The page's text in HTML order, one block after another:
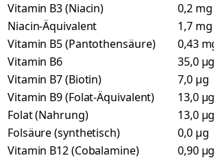
Vitamin B3 (Niacin)
0,2 mg
Niacin-Äquivalent
1,7 mg
Vitamin B5 (Pantothensäure)
0,43
Vitamin B6
35,0 µg
Vitamin B7 (Biotin)
7,0 µg
Vitamin B9 (Folat-Äquivalent)
13,0 µg
Folat (Nahrung)
13,0 µg
Folsäure (synthetisch)
0,0 µg
Vitamin B12 (Cobalamine)
0,90 µg